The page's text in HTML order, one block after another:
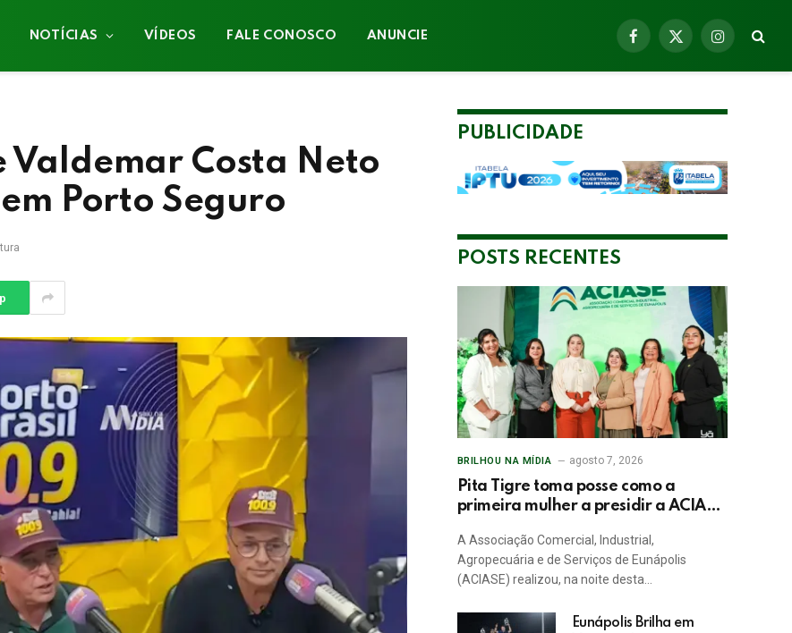
NOTÍCIAS VÍDEOS FALE CONOSCO ANUNCIE
Facebook
X
Instagram
Costa Neto
Porto Seguro
PUBLICIDADE
POSTS RECENTES
BRILHOU NA MÍDIA agosto 7, 2026
Pita Tigre toma posse como a
primeira mulher a presidir a ACIASE
Destaque Empresarial
A Associação Comercial, Industrial,
Agropecuária e de Serviços de Eunápolis
(ACIASE) realizou, na noite desta…
Eunápolis Brilha em